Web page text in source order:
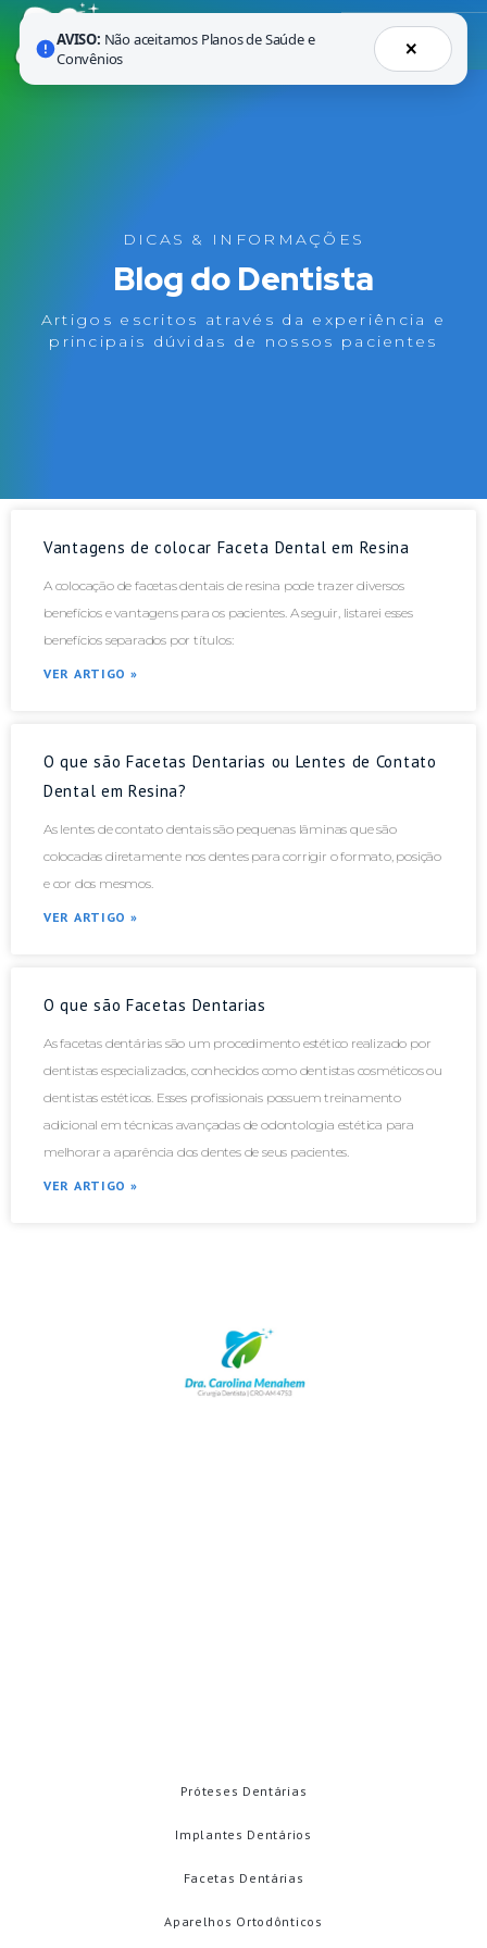
DICAS & INFORMAÇÕES
Blog do Dentista
Artigos escritos através da experiência e
principais dúvidas de nossos pacientes
Vantagens de colocar Faceta Dental em Resina
A colocação de facetas dentais de resina pode trazer diversos
benefícios e vantagens para os pacientes. A seguir, listarei esses
benefícios separados por títulos:
VER ARTIGO »
O que são Facetas Dentarias ou Lentes de Contato
Dental em Resina?
As lentes de contato dentais são pequenas lâminas que são
colocadas diretamente nos dentes para corrigir o formato, posição
e cor dos mesmos.
VER ARTIGO »
O que são Facetas Dentarias
As facetas dentárias são um procedimento estético realizado por
dentistas especializados, conhecidos como dentistas cosméticos ou
dentistas estéticos. Esses profissionais possuem treinamento
adicional em técnicas avançadas de odontologia estética para
melhorar a aparência dos dentes de seus pacientes.
VER ARTIGO »
Próteses Dentárias
Implantes Dentários
Facetas Dentárias
Aparelhos Ortodônticos
AVISO: Não aceitamos Planos de Saúde e
Convênios
×